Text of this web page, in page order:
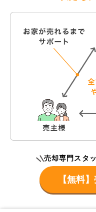
売却専門スタ
【無料